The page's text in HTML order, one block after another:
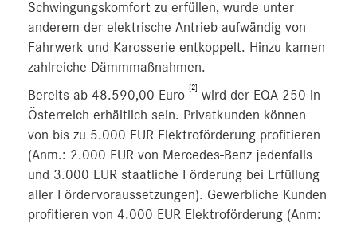
Schwingungskomfort zu erfüllen, wurde unter
anderem der elektrische Antrieb aufwändig von
Fahrwerk und Karosserie entkoppelt. Hinzu kamen
zahlreiche Dämmmaßnahmen.
Bereits ab 48.590,00 Euro
[2]
wird der EQA 250 in
Österreich erhältlich sein. Privatkunden können
von bis zu 5.000 EUR Elektroförderung profitieren
(Anm.: 2.000 EUR von Mercedes-Benz jedenfalls
und 3.000 EUR staatliche Förderung bei Erfüllung
aller Fördervoraussetzungen). Gewerbliche Kunden
profitieren von 4.000 EUR Elektroförderung (Anm: